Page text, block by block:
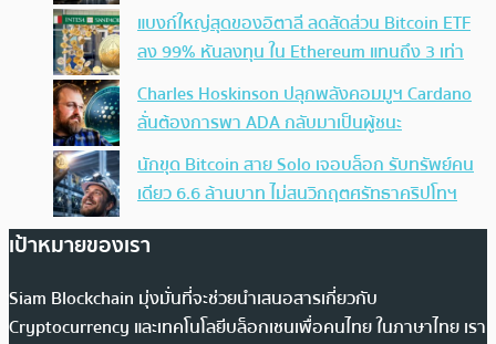
แบงก์ใหญ่สุดของอิตาลี ลดสัดส่วน Bitcoin ETF
ลง 99% หันลงทุน ใน Ethereum แทนถึง 3 เท่า
Charles Hoskinson ปลุกพลังคอมมูฯ Cardano
ลั่นต้องการพา ADA กลับมาเป็นผู้ชนะ
นักขุด Bitcoin สาย Solo เจอบล็อก รับทรัพย์คน
เดียว 6.6 ล้านบาท ไม่สนวิกฤตศรัทธาคริปโทฯ
เป้าหมายของเรา
Siam Blockchain มุ่งมั่นที่จะช่วยนำเสนอสารเกี่ยวกับ
Cryptocurrency และเทคโนโลยีบล็อกเชนเพื่อคนไทย ในภาษาไทย เรา